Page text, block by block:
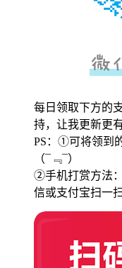
每日领取下方的
持，让我更新更
PS：①可将领到
（¯﹃¯）
②手机打赏方法
信或支付宝扫一扫